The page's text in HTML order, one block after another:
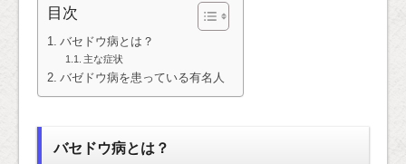
目次
バセドウ病とは？
主な症状
バゼドウ病を患っている有名人
バセドウ病とは？